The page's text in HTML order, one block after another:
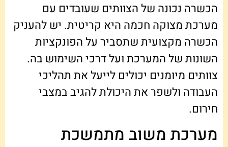
הכשרה נכונה של הצוותים שעובדים עם
מערכת מצוקה חכמה היא קריטית. יש להעניק
הכשרה מקצועית שתסביר על הפונקציות
השונות של המערכת ועל דרכי השימוש בה.
צוותים מיומנים יכולים לייעל את תהליכי
העבודה ולשפר את היכולת להגיב במצבי
חירום.
מערכת משוב מתמשכת